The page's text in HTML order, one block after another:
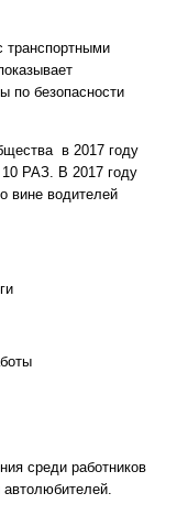
по безопасности
в 2017 году
РАЗ. В 2017 году
водителей
среди работников